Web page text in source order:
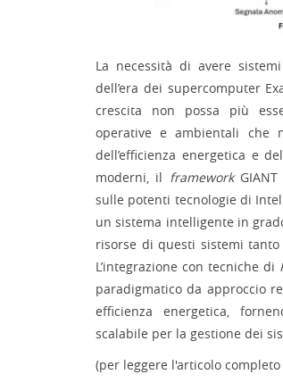
La necessità di avere
dell’era dei supercomputer
crescita non possa più
operative e ambientali che
dell’efficienza energetica e
moderni, il frameworkGIANT
sulle potenti tecnologie di
un sistema intelligente in
risorse di questi sistemi
L’integrazione con tecniche di
paradigmatico da approccio
efficienza energetica,
scalabile per la gestione dei
(per leggere l'articolo completo